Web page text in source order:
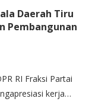
Daerah Tiru
Pembangunan
RI Fraksi Partai
kerja…